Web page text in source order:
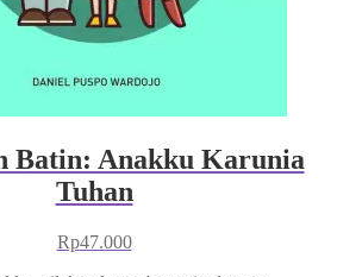
Batin: Anakku Karunia
Tuhan
Rp47.000